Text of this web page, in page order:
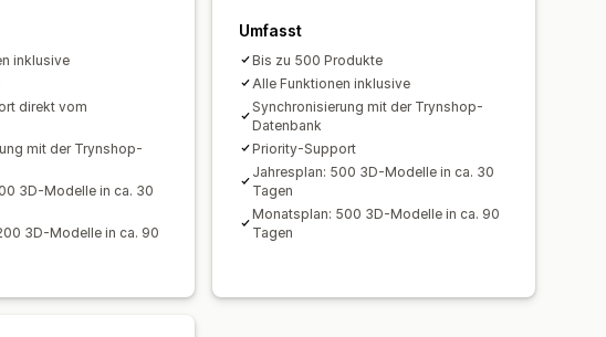
inklusive
direkt vom
mit der Trynshop-
3D-Modelle in ca. 30
3D-Modelle in ca. 90
Umfasst
Bis zu 500 Produkte
Alle Funktionen inklusive
Synchronisierung mit der Trynshop-
Datenbank
Priority-Support
Jahresplan: 500 3D-Modelle in ca. 30
Tagen
Monatsplan: 500 3D-Modelle in ca. 90
Tagen